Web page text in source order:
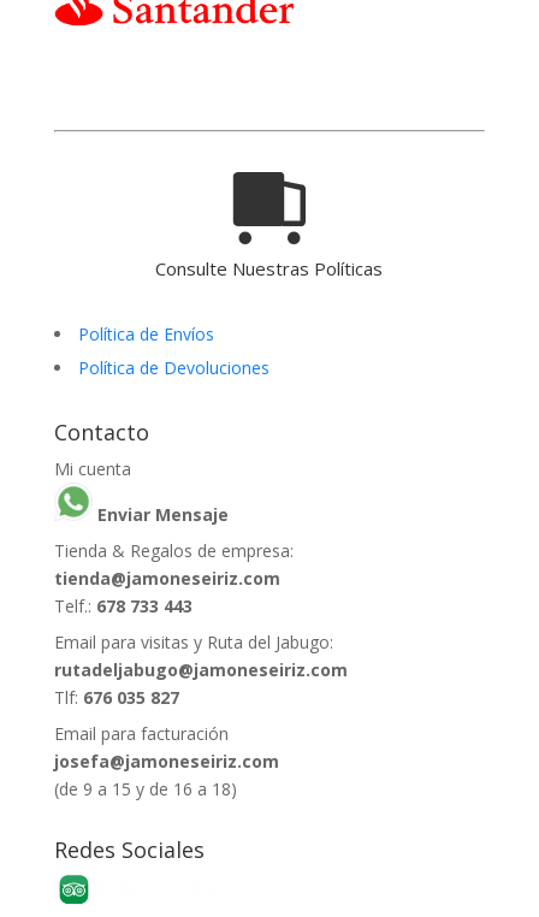
Consulte Nuestras Políticas
Política de Envíos
Política de Devoluciones
Contacto
Mi cuenta
Enviar Mensaje
Tienda & Regalos de empresa:
tienda@jamoneseiriz.com
Telf.: 678 733 443
Email para visitas y Ruta del Jabugo:
rutadeljabugo@jamoneseiriz.com
Tlf: 676 035 827
Email para facturación
josefa@jamoneseiriz.com
(de 9 a 15 y de 16 a 18)
Redes Sociales